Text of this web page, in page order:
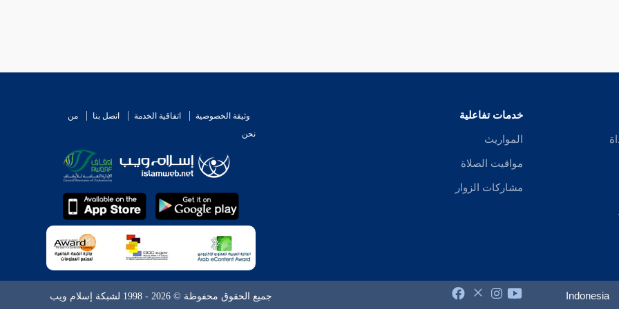
خدمات تفاعلية
المواريث
مواقيت الصلاة
مشاركات الزوار
وثيقة الخصوصية اتفاقية الخدمة اتصل بنا
من
نحن
Indonesia جميع الحقوق محفوظة © 2026 - 1998 لشبكة إسلام ويب